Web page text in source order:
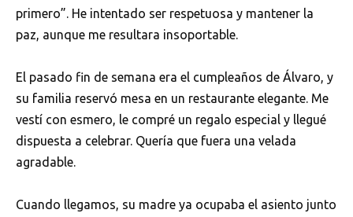
primero”. He intentado ser respetuosa y mantener la
paz, aunque me resultara insoportable.
El pasado fin de semana era el cumpleaños de Álvaro, y
su familia reservó mesa en un restaurante elegante. Me
vestí con esmero, le compré un regalo especial y llegué
dispuesta a celebrar. Quería que fuera una velada
agradable.
Cuando llegamos, su madre ya ocupaba el asiento junto